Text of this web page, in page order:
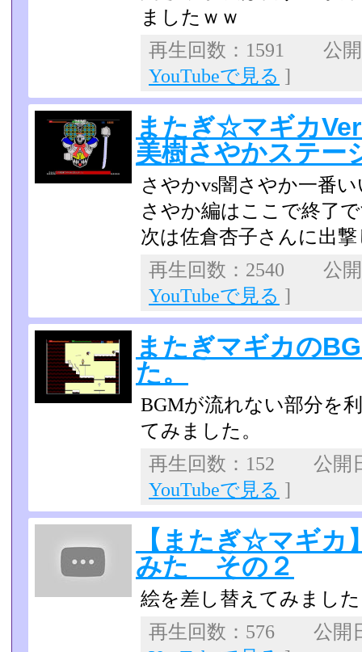
ましたｗｗ
再生回数：1591 公
YouTubeで見る ]
またぎ☆マギカ
美樹さやかステー
さやかvs闇さやか一番
さやか編はここで終了
次は佐倉杏子さんに出
再生回数：2540 公
YouTubeで見る ]
またぎマギカの
た。
BGMが流れない部分を
てみました。
再生回数：152 公開
YouTubeで見る ]
【またぎ☆マギカ
みた その２
絵を差し替えてみまし
再生回数：576 公開